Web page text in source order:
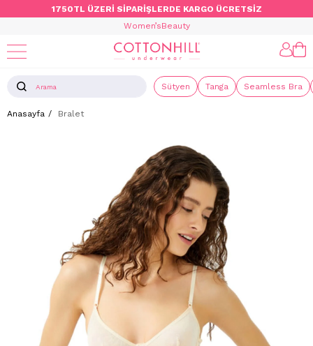
1750TL ÜZERİ SİPARİŞLERDE KARGO ÜCRETSİZ
Women’sBeauty
Sütyen Tanga Seamless Bra
Anasayfa Bralet